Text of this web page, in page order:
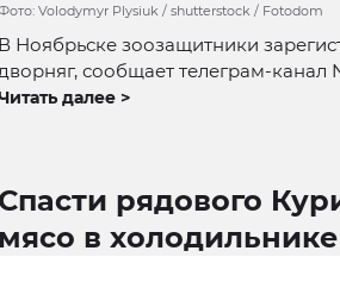
Volodymyr Plysiuk / shutterstock / Fotodom
В Ноябрьске зоозащитники
дворняг, сообщает телеграм-канал
далее >
Спасти рядового
мясо в